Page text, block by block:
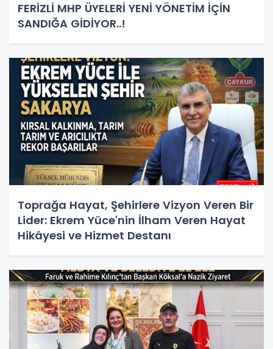
FERİZLİ MHP ÜYELERİ YENİ YÖNETİM İÇİN
SANDIĞA GİDİYOR..!
Toprağa Hayat, Şehirlere Vizyon Veren Bir
Lider: Ekrem Yüce'nin İlham Veren Hayat
Hikâyesi ve Hizmet Destanı